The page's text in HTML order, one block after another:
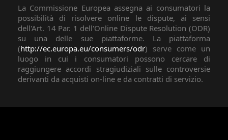
La Commissione Europea assegna ai consumatori la
possibilità di risolvere online le dispute, ai sensi
dell'Art. 14 Par. 1 dell'Online Dispute Resolution (ODR)
su una delle sue piattaforme. La piattaforma
(http://ec.europa.eu/consumers/odr) serve come un
luogo in cui i consumatori possono cercare di
raggiungere accordi stragiudiziali sulle controversie
derivanti da acquisti on-line e da contratti di servizio.